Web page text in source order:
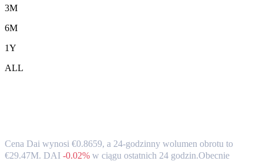
3M
6M
1Y
ALL
Cena Dai wynosi €0.8659, a 24-godzinny wolumen obrotu to
€29.47M. DAI -0.02% w ciągu ostatnich 24 godzin.Obecnie